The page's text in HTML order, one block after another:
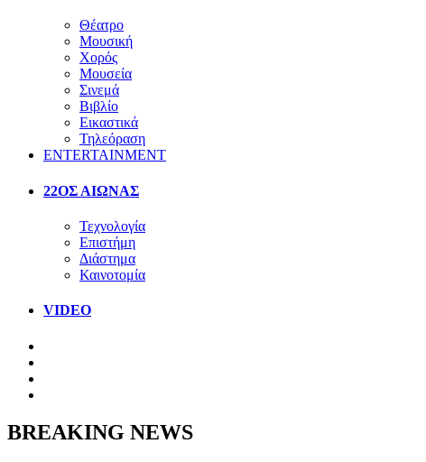
Θέατρο
Μουσική
Χορός
Μουσεία
Σινεμά
Βιβλίο
Εικαστικά
Τηλεόραση
ENTERTAINMENT
22ΟΣ ΑΙΩΝΑΣ
Τεχνολογία
Επιστήμη
Διάστημα
Καινοτομία
VIDEO
BREAKING NEWS